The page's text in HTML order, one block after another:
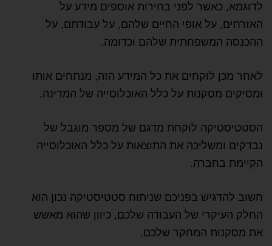
לדוגמא, כאשר לפני בחירות אוספים מידע על
האזרחים, על אופי החיים שלהם, על עבודתם, על
ההכנסה המשפחתית שלהם וכדומה.
לאחר מכן לוקחים את כל המידע הזה, מנתחים אותו
ומסיקים מסקנות על כלל האוכלוסייה של המדינה.
הסטטיסטיקה לוקחת מדגם של מספר מוגבל של
נבדקים ומשליכה את התוצאות על כלל האוכלוסייה
הקיימת בחברה.
חשוב להדגיש בפניכם שניתוח סטטיסטיקה נכון הוא
החלק העיקרי של העבודה שלכם, כיוון שהוא מאשש
את מסקנות המחקר שלכם.